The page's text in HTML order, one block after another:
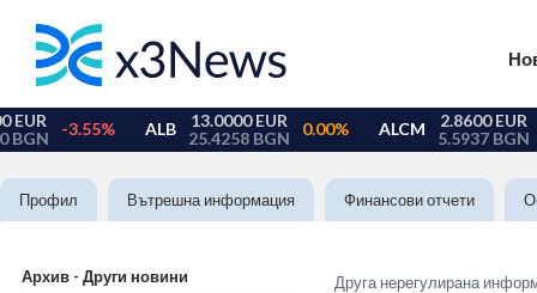
Профил Вътрешна информация Финансови отчети
Архив - Други новини Друга нерегулирана